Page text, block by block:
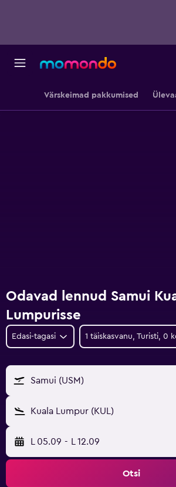
Värskeimad pakkumised
Odavad lennud Samui
Lumpurisse
Edasi-tagasi 1 täiskasvanu, Turisti, 0
Samui (USM)
Kuala Lumpur (KUL)
L 05.09 - L 12.09
Otsi